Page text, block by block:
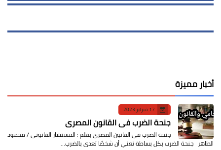
أخبار مميزة
17 فبراير 2023
جنحة الضرب في القانون المصري
جنحة الضرب في القانون المصري بقلم : المستشار القانوني / محمود
الطاهر جنحة الضرب بكل بساطة تعني أن شخصًا تعدى بالضرب…